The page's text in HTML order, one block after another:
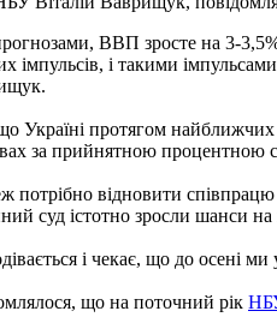
ВВП зросте на 3-
імпульсів, і такими
Україні протягом найближчих
за прийнятною процентною
потрібно відновити
суд істотно зросли шанси
і чекає, що до осені
що на поточний рік